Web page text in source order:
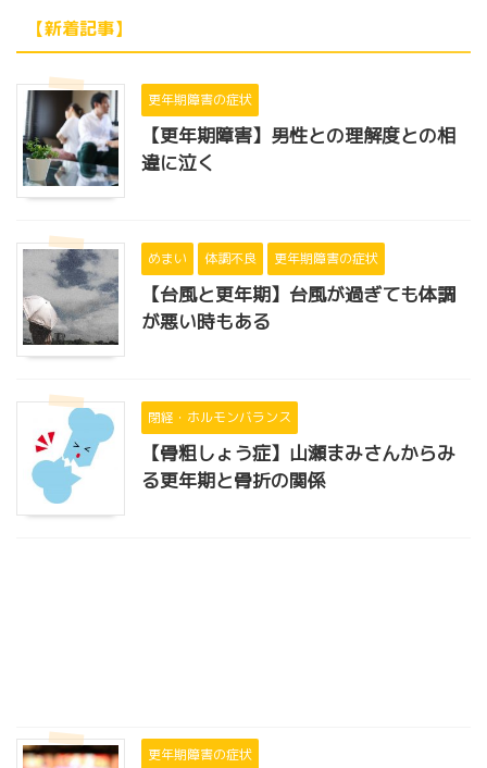
【新着記事】
更年期障害の症状
【更年期障害】男性との理解度との相
違に泣く
めまい 体調不良 更年期障害の症状
【台風と更年期】台風が過ぎても体調
が悪い時もある
閉経・ホルモンバランス
【骨粗しょう症】山瀬まみさんからみ
る更年期と骨折の関係
更年期障害の症状